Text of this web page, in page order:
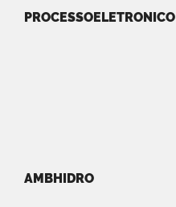
PROCESSOELETRONICO
AMBHIDRO